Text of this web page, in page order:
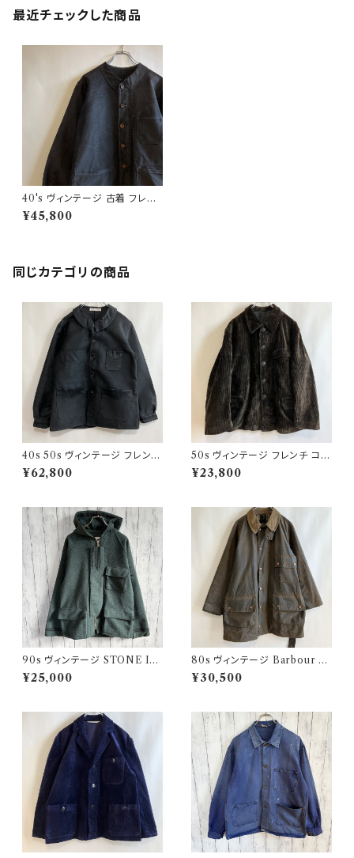
最近チェックした商品
40's ヴィンテージ 古着 フレン
チワーク ブラックモールスキン
ジャケット ワークジャケット ビン
¥45,800
同じカテゴリの商品
40s 50s ヴィンテージ フレンチ
Vポケ ブラックモールスキンジャ
ケット カバーオール
¥62,800
50s ヴィンテージ フレンチ コー
デュロイジャケット ビンテージ
ファーマーズジャケット
¥23,800
90s ヴィンテージ STONE ISL
AND ウールジャケット ストーン
アイランド グリーンエッジ
¥25,000
80s ヴィンテージ Barbour 2
ワラント ソルウェイジッパー Sol
way Zipper オイルドジャケット
¥30,500